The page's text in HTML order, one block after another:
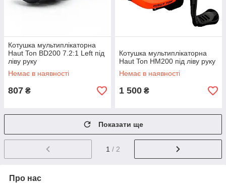
Котушка мультиплікаторна
Haut Ton BD200 7.2:1 Left під
ліву руку
Немає в наявності
807 ₴
Котушка мультиплікаторна
Haut Ton HM200 під ліву руку
Немає в наявності
1 500 ₴
Показати ще
1 / 2
Про нас